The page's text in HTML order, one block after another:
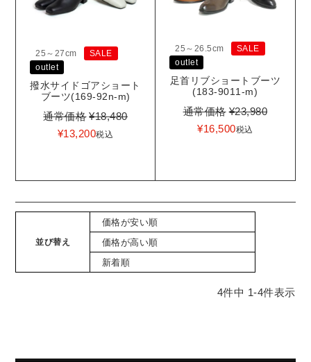
25～27cm
SALE
outlet
撥水サイドゴアショート
ブーツ(169-92n-m)
通常価格 ¥18,480
¥13,200税込
25～26.5cm
SALE
outlet
足首リブショートブーツ
(183-9011-m)
通常価格 ¥23,980
¥16,500税込
並び替え
価格が安い順
価格が高い順
新着順
4件中 1-4件表示